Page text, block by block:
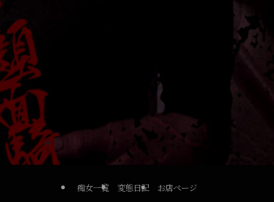
痴女一覧 変態日記 お店ページ